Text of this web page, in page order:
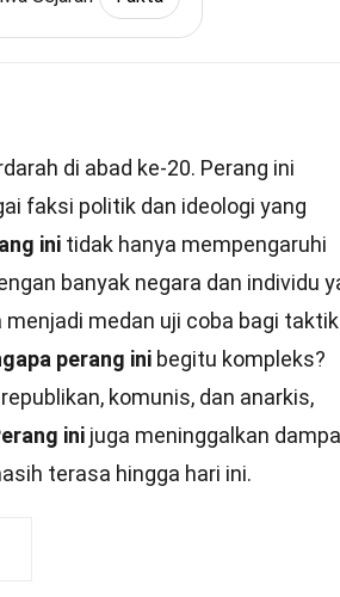
di abad ke-20. Perang ini
faksi politik dan ideologi yang
ini tidak hanya mempengaruhi
banyak negara dan individu
menjadi medan uji coba bagi taktik
perang ini begitu kompleks?
komunis, dan anarkis,
ini juga meninggalkan
terasa hingga hari ini.